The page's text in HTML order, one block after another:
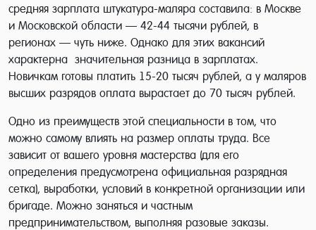
средняя зарплата штукатура-маляра составила: в Москве
и Московской области — 42-44 тысячи рублей, в
регионах — чуть ниже. Однако для этих вакансий
характерна значительная разница в зарплатах.
Новичкам готовы платить 15-20 тысяч рублей, а у маляров
высших разрядов оплата вырастает до 70 тысяч рублей.
Одно из преимуществ этой специальности в том, что
можно самому влиять на размер оплаты труда. Все
зависит от вашего уровня мастерства (для его
определения предусмотрена официальная разрядная
сетка), выработки, условий в конкретной организации или
бригаде. Можно заняться и частным
предпринимательством, выполняя разовые заказы.